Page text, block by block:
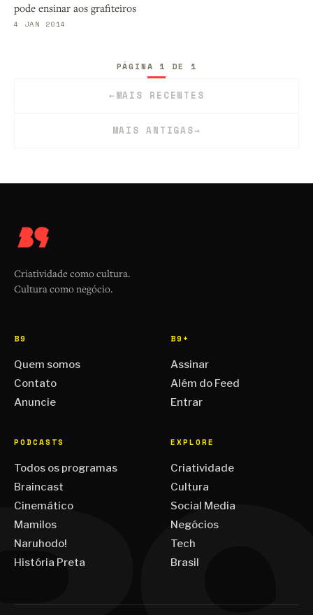
pode ensinar aos grafiteiros
4 JAN 2014
←MAIS RECENTES
PÁGINA 1 DE 1
MAIS ANTIGAS→
Criatividade como cultura.
Cultura como negócio.
B9
Quem somos
Contato
Anuncie
B9+
Assinar
Além do Feed
Entrar
PODCASTS
Todos os programas
Braincast
Cinemático
Mamilos
Naruhodo!
História Preta
EXPLORE
Criatividade
Cultura
Social Media
Negócios
Tech
Brasil